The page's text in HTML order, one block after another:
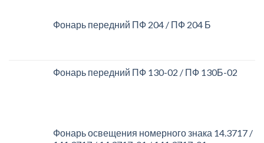
Фонарь передний ПФ 204 / ПФ 204 Б
Фонарь передний ПФ 130-02 / ПФ 130Б-02
Фонарь освещения номерного знака 14.3717 /